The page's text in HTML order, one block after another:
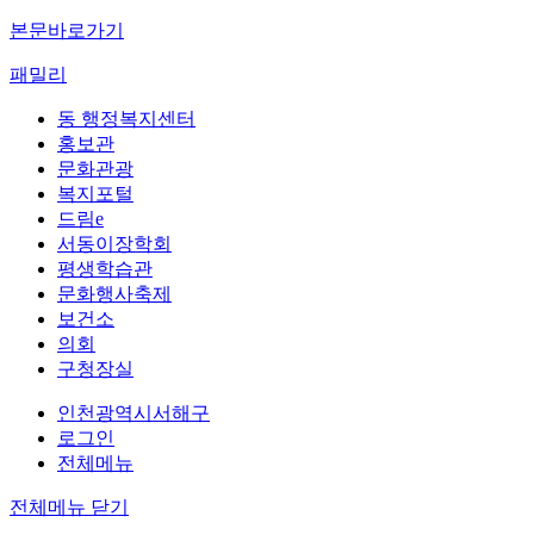
본문바로가기
패밀리
동 행정복지센터
홍보관
문화관광
복지포털
드림e
서동이장학회
평생학습관
문화행사축제
보건소
의회
구청장실
인천광역시서해구
로그인
전체메뉴
전체메뉴 닫기